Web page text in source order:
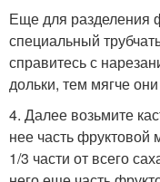
Еще для разделения
специальный
справитесь с
дольки, тем мягче
4. Далее возьмите
нее часть
1/3 части от всего